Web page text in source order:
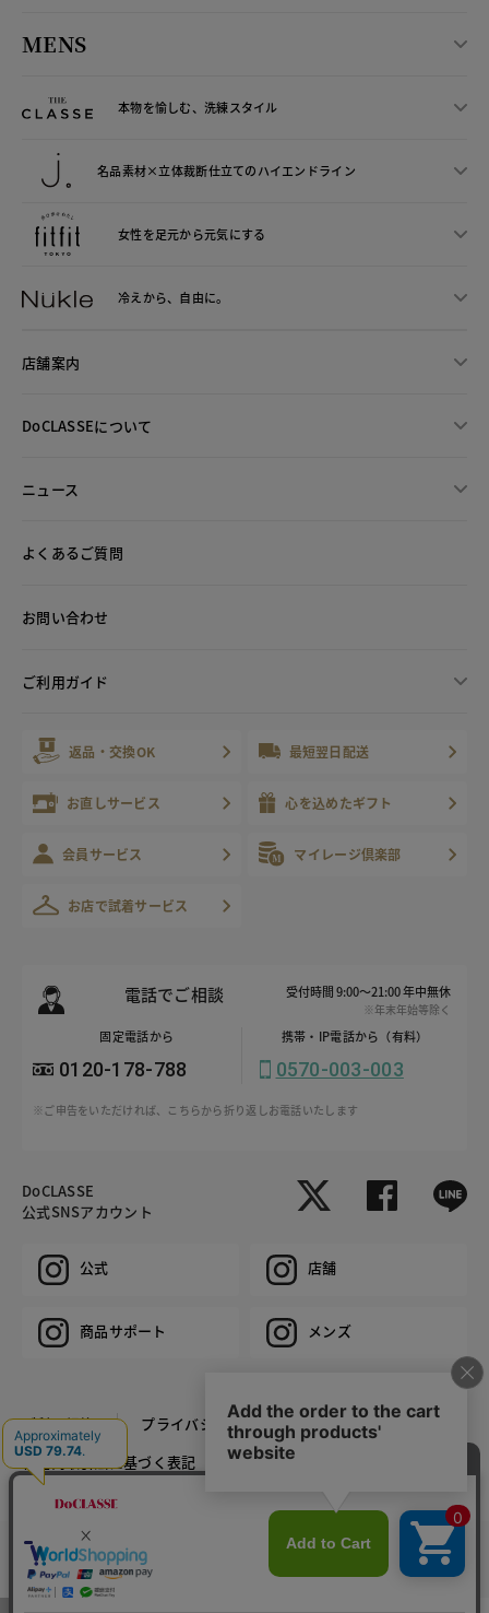
カラー・サイズを選択する
MENS
本物を愉しむ、洗練スタイル
名品素材×立体裁断仕立てのハイエンドライン
女性を足元から元気にする
冷えから、 自由に。
店舗案内
DoCLASSEについて
ニュース
よくあるご質問
お問い合わせ
ご利用ガイド
返品・交換OK 最短翌日配送
お直しサービス 心を込めたギフト
会員サービス マイレージ倶楽部
お店で試着サービス
電話でご相談 受付時間 9:00～21:00 年中無休
※年末年始等除く
固定電話から
0120-178-788
携帯・IP電話から（有料）
0570-003-003
※ご申告をいただければ、こちらから折り返しお電話いたします
DoCLASSE
公式SNSアカウント
公式 店舗
商品サポート メンズ
ご利用規約
プライバシーポリシー
特定商取引法に基づく表記
推奨環境
COPYRIGHT © DoCLASSE ALL RIGHTS RESERVED.